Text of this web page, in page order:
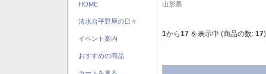
HOME
清水台平野屋の日々
イベント案内
おすすめの商品
山形県
1から17 を表示中 (商品の数: 17)